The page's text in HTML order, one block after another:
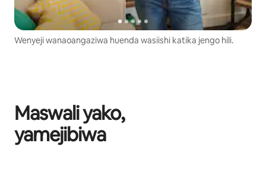
Wenyeji wanaoangaziwa huenda wasiishi katika jengo hili.
Maswali yako,
yamejibiwa